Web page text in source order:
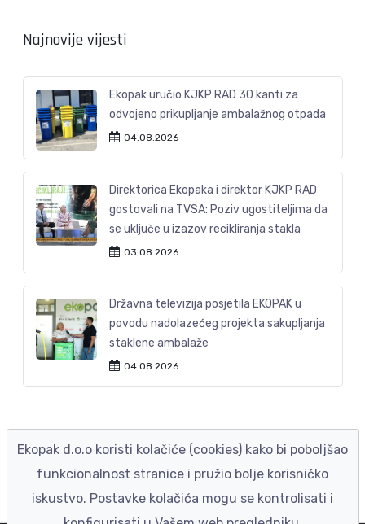
Najnovije vijesti
Ekopak uručio KJKP RAD 30 kanti za
odvojeno prikupljanje ambalažnog otpada
04.08.2026
Direktorica Ekopaka i direktor KJKP RAD
gostovali na TVSA: Poziv ugostiteljima da
se uključe u izazov recikliranja stakla
03.08.2026
Državna televizija posjetila EKOPAK u
povodu nadolazećeg projekta sakupljanja
staklene ambalaže
04.08.2026
Ekopak d.o.o koristi kolačiće (cookies) kako bi poboljšao
funkcionalnost stranice i pružio bolje korisničko
iskustvo. Postavke kolačića mogu se kontrolisati i